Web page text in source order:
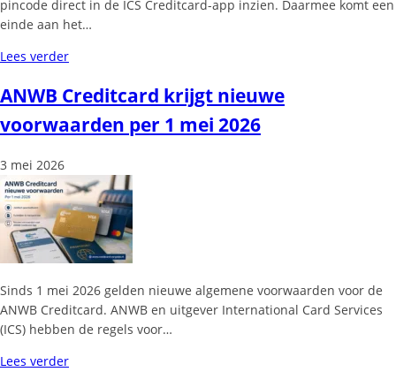
pincode direct in de ICS Creditcard-app inzien. Daarmee komt een
einde aan het…
Lees verder
ANWB Creditcard krijgt nieuwe
voorwaarden per 1 mei 2026
3 mei 2026
Sinds 1 mei 2026 gelden nieuwe algemene voorwaarden voor de
ANWB Creditcard. ANWB en uitgever International Card Services
(ICS) hebben de regels voor…
Lees verder